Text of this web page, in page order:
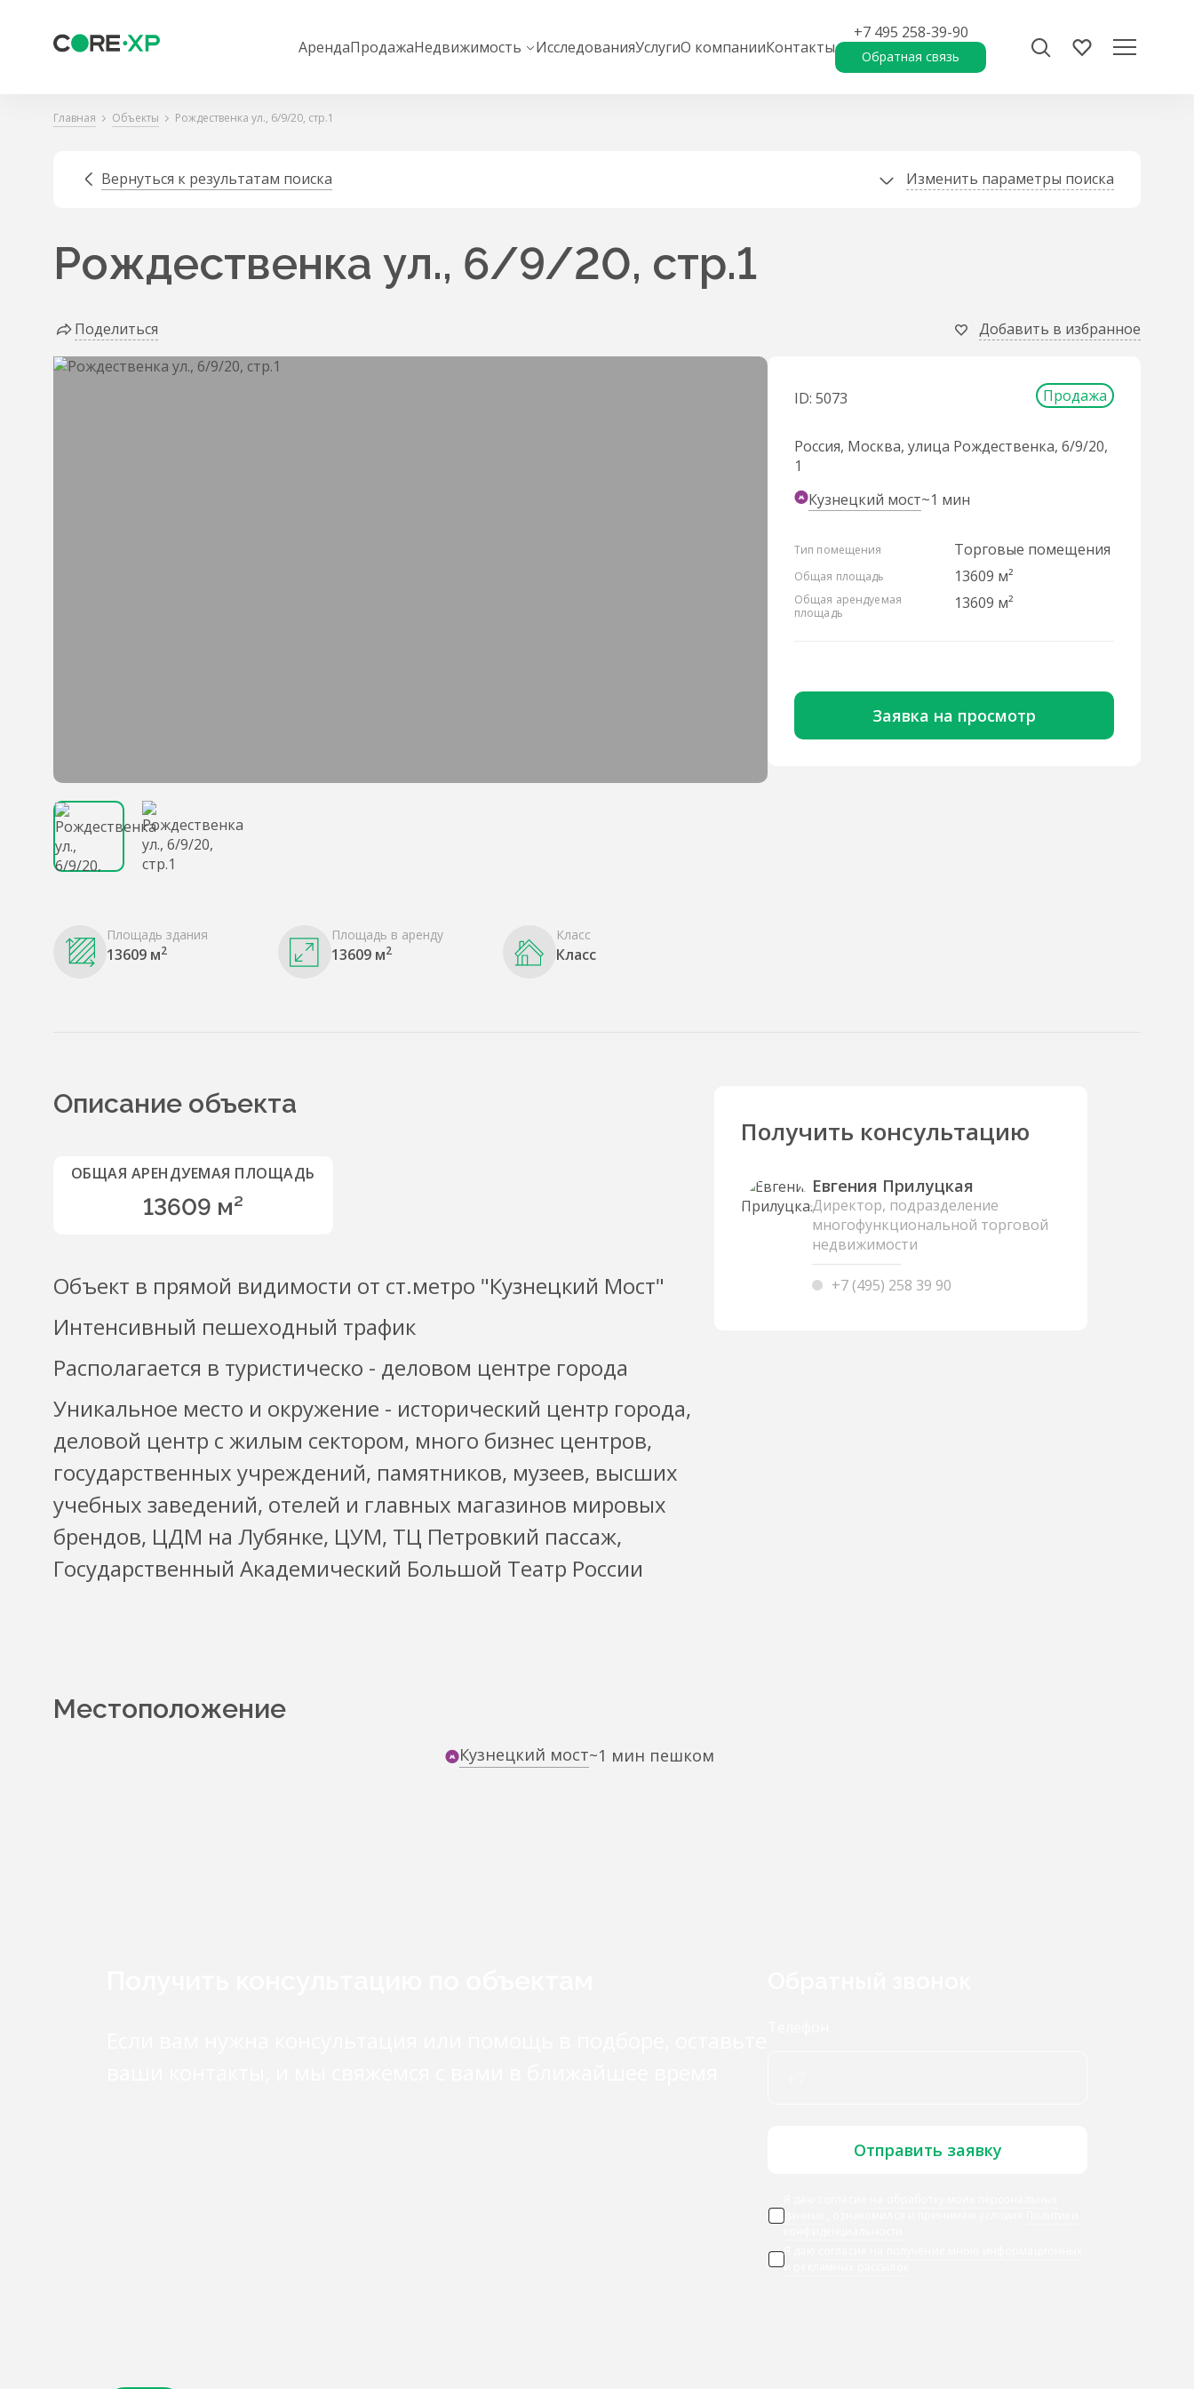
АрендаПродажаНедвижимость ИсследованияУслугиО компанииКонтакты
+7 495 258-39-90
Обратная связь
Главная Объекты Рождественка ул., 6/9/20, стр.1
Вернуться к результатам поиска Изменить параметры поиска
Рождественка ул., 6/9/20, стр.1
Поделиться Добавить в избранное
ID: 5073 Продажа
Россия, Москва, улица Рождественка, 6/9/20,
1
Кузнецкий мост~1 мин
Тип помещения Торговые помещения
Общая площадь 13609 м²
Общая арендуемая
площадь
13609 м²
Заявка на просмотр
Площадь здания
13609 м2
Площадь в аренду
13609 м2
Класс
Класс
Описание объекта
ОБЩАЯ АРЕНДУЕМАЯ ПЛОЩАДЬ
13609 м²
Объект в прямой видимости от ст.метро "Кузнецкий Мост"
Интенсивный пешеходный трафик
Располагается в туристическо - деловом центре города
Уникальное место и окружение - исторический центр города,
деловой центр с жилым сектором, много бизнес центров,
государственных учреждений, памятников, музеев, высших
учебных заведений, отелей и главных магазинов мировых
брендов, ЦДМ на Лубянке, ЦУМ, ТЦ Петровкий пассаж,
Государственный Академический Большой Театр России
Получить консультацию
Евгения Прилуцкая
Директор, подразделение
многофункциональной торговой
недвижимости
+7 (495) 258 39 90
Местоположение
Кузнецкий мост~1 мин пешком
Отправить заявку
данных
Я даю
и рекламных рассылок